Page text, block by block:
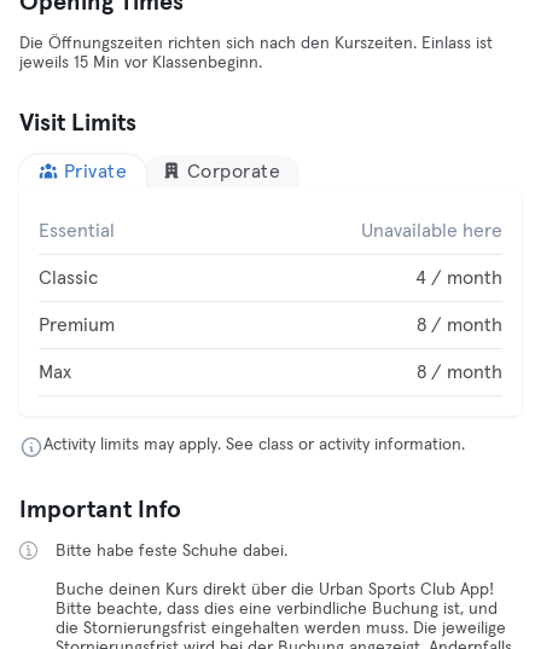
Die Öffnungszeiten richten sich nach den Kurszeiten. Einlass ist
jeweils 15 Min vor Klassenbeginn.
Visit Limits
Private Corporate
Essential Unavailable here
Classic 4 / month
Premium 8 / month
Max 8 / month
Activity limits may apply. See class or activity information.
Important Info
Bitte habe feste Schuhe dabei.
Buche deinen Kurs direkt über die Urban Sports Club App!
Bitte beachte, dass dies eine verbindliche Buchung ist, und
die Stornierungsfrist eingehalten werden muss. Die jeweilige